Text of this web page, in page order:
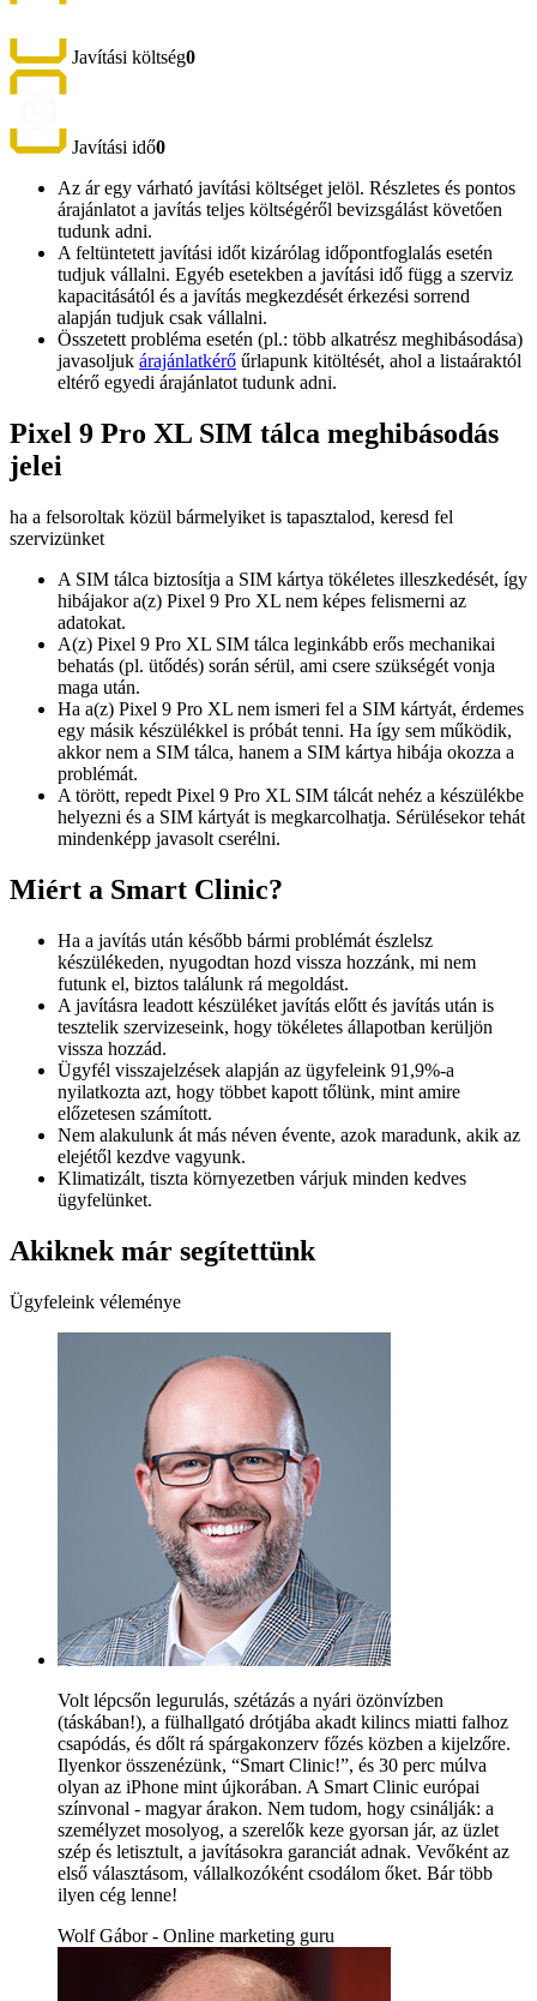
Javítási költség0
Javítási idő0
Az ár egy várható javítási költséget jelöl. Részletes és pontos
árajánlatot a javítás teljes költségéről bevizsgálást követően
tudunk adni.
A feltüntetett javítási időt kizárólag időpontfoglalás esetén
tudjuk vállalni. Egyéb esetekben a javítási idő függ a szerviz
kapacitásától és a javítás megkezdését érkezési sorrend
alapján tudjuk csak vállalni.
Összetett probléma esetén (pl.: több alkatrész meghibásodása)
javasoljuk árajánlatkérő űrlapunk kitöltését, ahol a listaáraktól
eltérő egyedi árajánlatot tudunk adni.
Pixel 9 Pro XL SIM tálca meghibásodás
jelei
ha a felsoroltak közül bármelyiket is tapasztalod, keresd fel
szervizünket
A SIM tálca biztosítja a SIM kártya tökéletes illeszkedését, így
hibájakor a(z) Pixel 9 Pro XL nem képes felismerni az
adatokat.
A(z) Pixel 9 Pro XL SIM tálca leginkább erős mechanikai
behatás (pl. ütődés) során sérül, ami csere szükségét vonja
maga után.
Ha a(z) Pixel 9 Pro XL nem ismeri fel a SIM kártyát, érdemes
egy másik készülékkel is próbát tenni. Ha így sem működik,
akkor nem a SIM tálca, hanem a SIM kártya hibája okozza a
problémát.
A törött, repedt Pixel 9 Pro XL SIM tálcát nehéz a készülékbe
helyezni és a SIM kártyát is megkarcolhatja. Sérülésekor tehát
mindenképp javasolt cserélni.
Miért a Smart Clinic?
Ha a javítás után később bármi problémát észlelsz
készülékeden, nyugodtan hozd vissza hozzánk, mi nem
futunk el, biztos találunk rá megoldást.
A javításra leadott készüléket javítás előtt és javítás után is
tesztelik szervizeseink, hogy tökéletes állapotban kerüljön
vissza hozzád.
Ügyfél visszajelzések alapján az ügyfeleink 91,9%-a
nyilatkozta azt, hogy többet kapott tőlünk, mint amire
előzetesen számított.
Nem alakulunk át más néven évente, azok maradunk, akik az
elejétől kezdve vagyunk.
Klimatizált, tiszta környezetben várjuk minden kedves
ügyfelünket.
Akiknek már segítettünk
Ügyfeleink véleménye
Volt lépcsőn legurulás, szétázás a nyári özönvízben
(táskában!), a fülhallgató drótjába akadt kilincs miatti falhoz
csapódás, és dőlt rá spárgakonzerv főzés közben a kijelzőre.
Ilyenkor összenézünk, “Smart Clinic!”, és 30 perc múlva
olyan az iPhone mint újkorában. A Smart Clinic európai
színvonal - magyar árakon. Nem tudom, hogy csinálják: a
személyzet mosolyog, a szerelők keze gyorsan jár, az üzlet
szép és letisztult, a javításokra garanciát adnak. Vevőként az
első választásom, vállalkozóként csodálom őket. Bár több
ilyen cég lenne!
Wolf Gábor - Online marketing guru